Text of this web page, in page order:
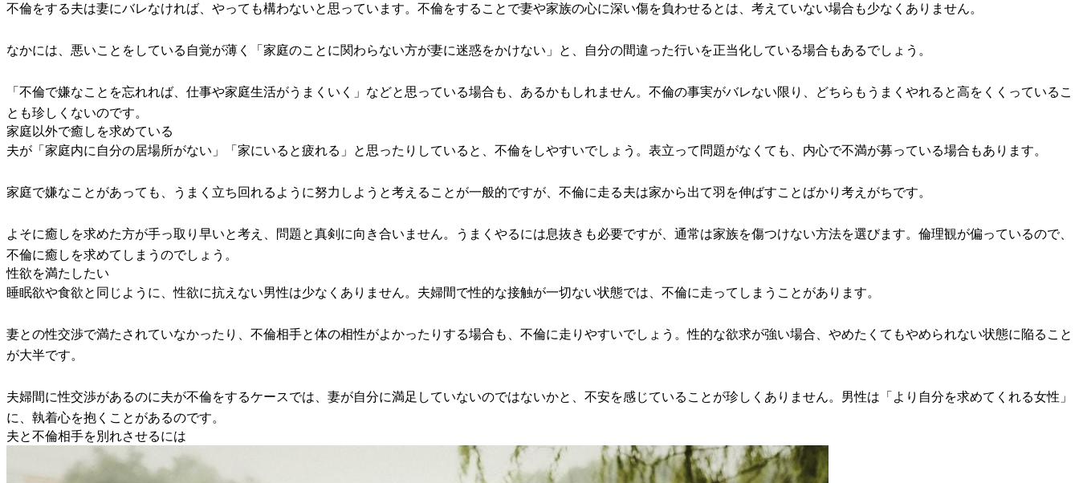
不倫をする夫は妻にバレなければ、やっても構わないと思っています。不倫をすることで妻や家族の心に深い傷を負わせるとは、考えていない場合も少なくありません。
なかには、悪いことをしている自覚が薄く「家庭のことに関わらない方が妻に迷惑をかけない」と、自分の間違った行いを正当化している場合もあるでしょう。
「不倫で嫌なことを忘れれば、仕事や家庭生活がうまくいく」などと思っている場合も、あるかもしれません。不倫の事実がバレない限り、どちらもうまくやれると高をくくっているこ
とも珍しくないのです。
家庭以外で癒しを求めている
夫が「家庭内に自分の居場所がない」「家にいると疲れる」と思ったりしていると、不倫をしやすいでしょう。表立って問題がなくても、内心で不満が募っている場合もあります。
家庭で嫌なことがあっても、うまく立ち回れるように努力しようと考えることが一般的ですが、不倫に走る夫は家から出て羽を伸ばすことばかり考えがちです。
よそに癒しを求めた方が手っ取り早いと考え、問題と真剣に向き合いません。うまくやるには息抜きも必要ですが、通常は家族を傷つけない方法を選びます。倫理観が偏っているので、
不倫に癒しを求めてしまうのでしょう。
性欲を満たしたい
睡眠欲や食欲と同じように、性欲に抗えない男性は少なくありません。夫婦間で性的な接触が一切ない状態では、不倫に走ってしまうことがあります。
妻との性交渉で満たされていなかったり、不倫相手と体の相性がよかったりする場合も、不倫に走りやすいでしょう。性的な欲求が強い場合、やめたくてもやめられない状態に陥ること
が大半です。
夫婦間に性交渉があるのに夫が不倫をするケースでは、妻が自分に満足していないのではないかと、不安を感じていることが珍しくありません。男性は「より自分を求めてくれる女性」
に、執着心を抱くことがあるのです。
夫と不倫相手を別れさせるには